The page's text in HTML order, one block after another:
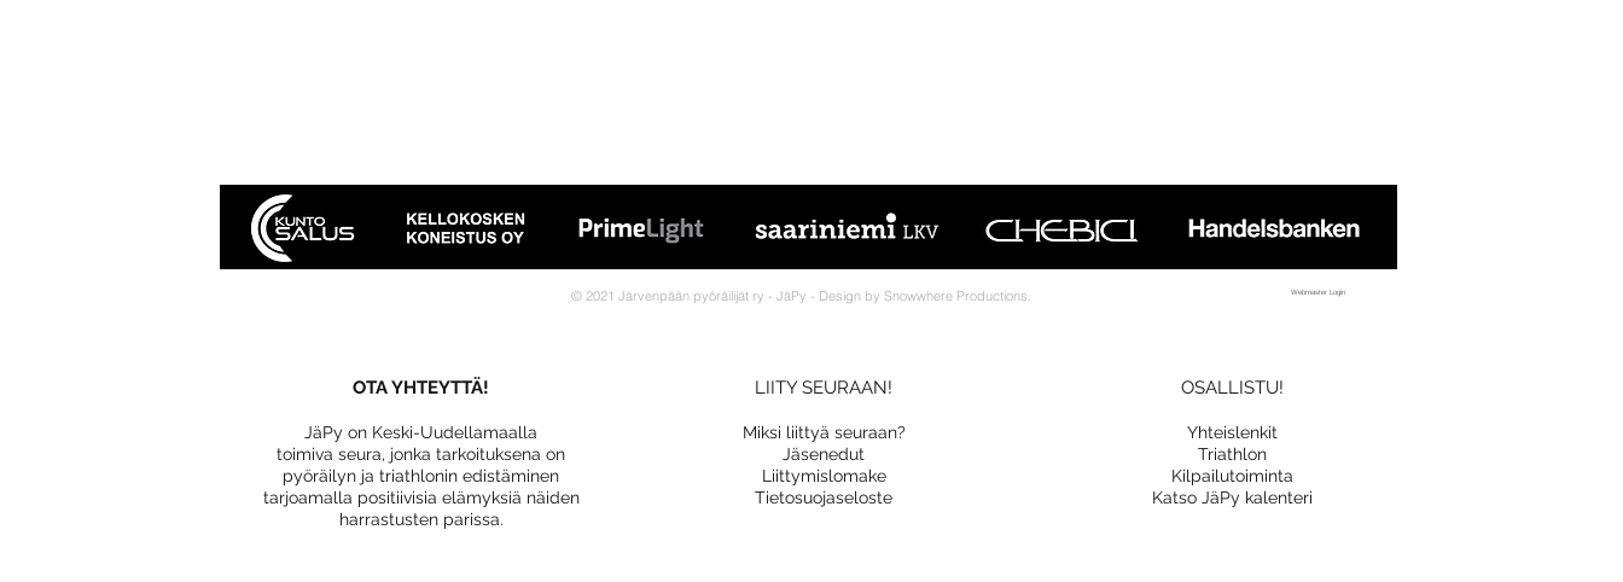
© 2021 Järvenpään pyöräilijät ry - JäPy - Design by Snowwhere Productions. Webmaster Login
OTA YHTEYTTÄ!
JäPy on Keski-Uudellamaalla
toimiva seura, jonka tarkoituksena on
pyöräilyn ja triathlonin edistäminen
tarjoamalla positiivisia elämyksiä näiden
harrastusten parissa.
LIITY SEURAAN!
Miksi liittyä seuraan?
Jäsenedut
Liittymislomake
Tietosuojaseloste
OSALLISTU!
Yhteislenkit
Triathlon
Kilpailutoiminta
Katso JäPy kalenteri